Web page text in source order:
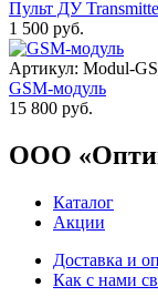
Пульт ДУ
1 500 руб.
Артикул: Modul-
GSM-модуль
15 800 руб.
ООО
Каталог
Акции
Доставка и
Как с нами